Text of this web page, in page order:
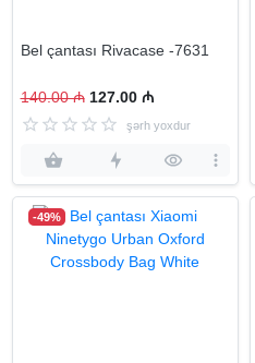
Bel çantası Rivacase -7631
140.00 ₼ 127.00 ₼
şərh yoxdur
-49%